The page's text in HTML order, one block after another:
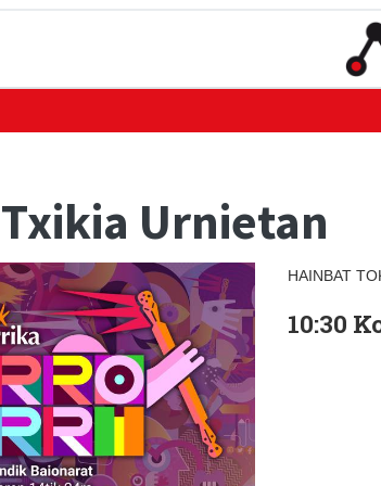
Urnietan
HAINBAT
10:30